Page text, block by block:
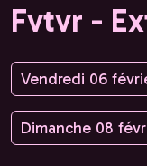
Fvtvr -
Vendredi 06
Dimanche 08